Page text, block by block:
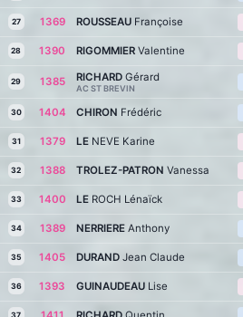
27 1369 ROUSSEAU Françoise
28 1390 RIGOMMIER Valentine
29 1385 RICHARD Gérard
AC ST BREVIN
30 1404 CHIRON Frédéric
31 1379 LE NEVE Karine
32 1388 TROLEZ-PATRON Vanessa
33 1400 LE ROCH Lénaïck
34 1389 NERRIERE Anthony
35 1405 DURAND Jean Claude
36 1393 GUINAUDEAU Lise
37